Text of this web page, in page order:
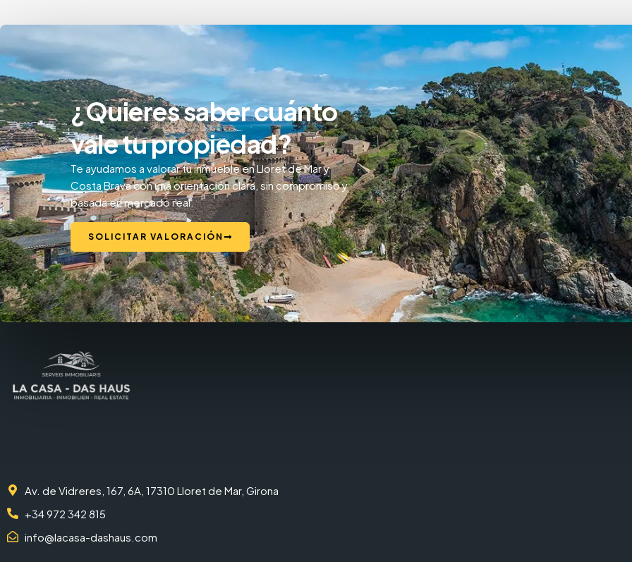
¿Quieres saber cuánto
vale tu propiedad?
Te ayudamos a valorar tu inmueble en Lloret de Mar y
Costa Brava con una orientación clara, sin compromiso y
basada en mercado real.
SOLICITAR VALORACIÓN
Av. de Vidreres, 167, 6A, 17310 Lloret de Mar, Girona
+34 972 342 815
info@lacasa-dashaus.com